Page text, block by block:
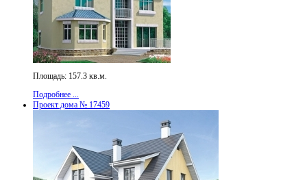
Площадь: 157.3 кв.м.
Подробнее ...
Проект дома № 17459